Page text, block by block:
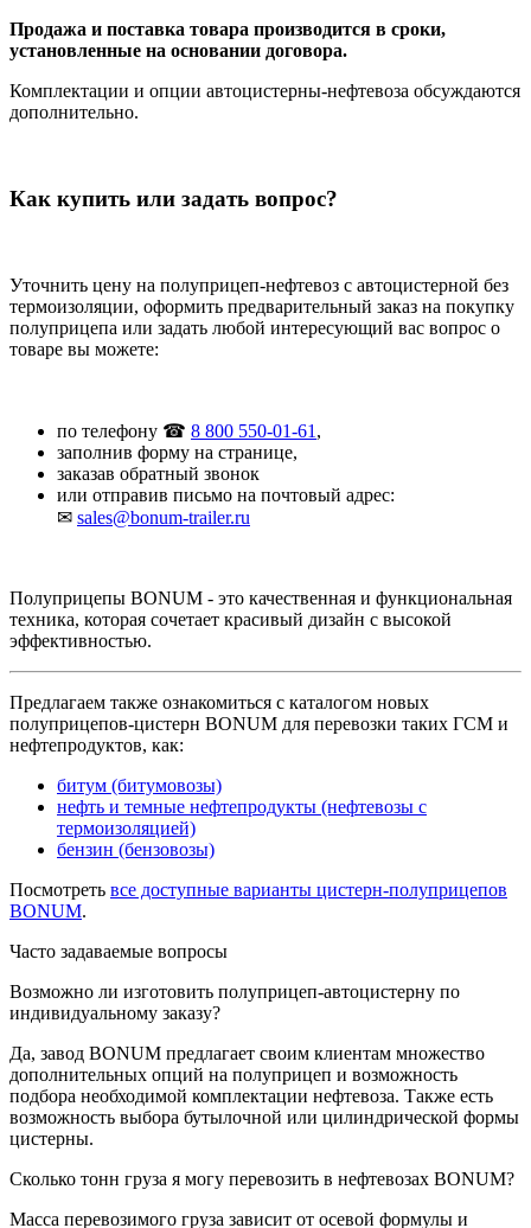
Продажа и поставка товара производится в сроки,
установленные на основании договора.
Комплектации и опции автоцистерны-нефтевоза обсуждаются
дополнительно.
Как купить или задать вопрос?
Уточнить цену на полуприцеп-нефтевоз с автоцистерной без
термоизоляции, оформить предварительный заказ на покупку
полуприцепа или задать любой интересующий вас вопрос о
товаре вы можете:
по телефону ☎ 8 800 550-01-61 ,
заполнив форму на странице,
заказав обратный звонок
или отправив письмо на почтовый адрес:
✉ sales@bonum-trailer.ru
Полуприцепы BONUM - это качественная и функциональная
техника, которая сочетает красивый дизайн с высокой
эффективностью.
Предлагаем также ознакомиться с каталогом новых
полуприцепов-цистерн BONUM для перевозки таких ГСМ и
нефтепродуктов, как:
битум (битумовозы)
нефть и темные нефтепродукты (нефтевозы с
термоизоляцией)
бензин (бензовозы)
Посмотреть все доступные варианты цистерн-полуприцепов
BONUM.
Часто задаваемые вопросы
Возможно ли изготовить полуприцеп-автоцистерну по
индивидуальному заказу?
Да, завод BONUM предлагает своим клиентам множество
дополнительных опций на полуприцеп и возможность
подбора необходимой комплектации нефтевоза. Также есть
возможность выбора бутылочной или цилиндрической формы
цистерны.
Сколько тонн груза я могу перевозить в нефтевозах BONUM?
Масса перевозимого груза зависит от осевой формулы и